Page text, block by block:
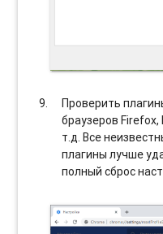
Проверить
браузеров
т.д. Все
плагины лучше
полный сброс